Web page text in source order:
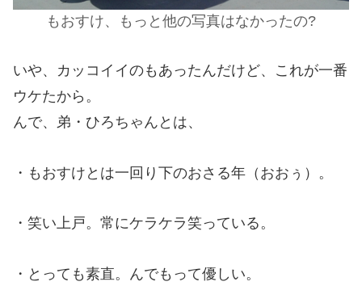
もおすけ、もっと他の写真はなかったの?
いや、カッコイイのもあったんだけど、これが一番
ウケたから。
んで、弟・ひろちゃんとは、
・もおすけとは一回り下のおさる年（おおぅ）。
・笑い上戸。常にケラケラ笑っている。
・とっても素直。んでもって優しい。